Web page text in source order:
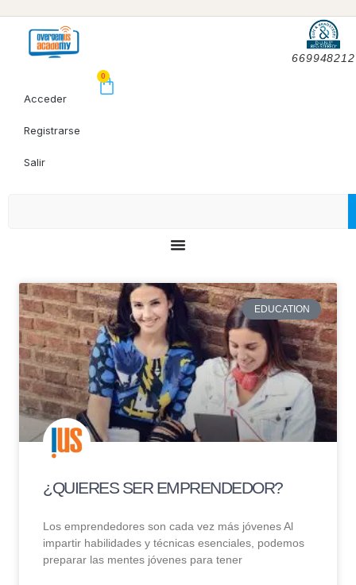
669948212
Acceder
Registrarse
Salir
0
EDUCATION
¿QUIERES SER EMPRENDEDOR?
Los emprendedores son cada vez más jóvenes Al
impartir habilidades y técnicas esenciales, podemos
preparar las mentes jóvenes para tener